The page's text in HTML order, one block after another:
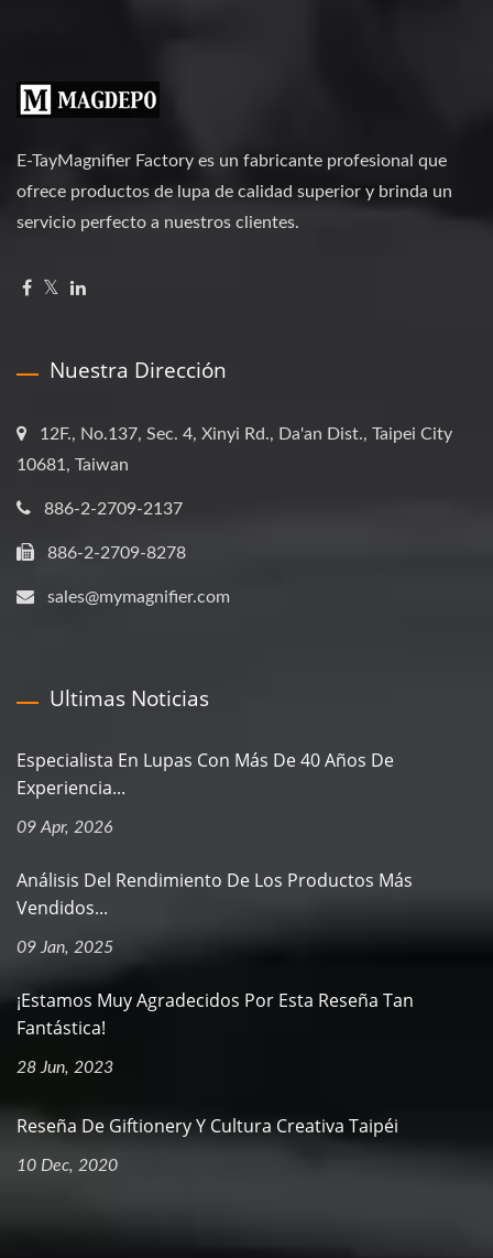
E-TayMagnifier Factory es un fabricante profesional que
ofrece productos de lupa de calidad superior y brinda un
servicio perfecto a nuestros clientes.
Nuestra Dirección
12F., No.137, Sec. 4, Xinyi Rd., Da'an Dist., Taipei City
10681, Taiwan
886-2-2709-2137
886-2-2709-8278
sales@mymagnifier.com
Ultimas Noticias
Especialista En Lupas Con Más De 40 Años De
Experiencia...
09 Apr, 2026
Análisis Del Rendimiento De Los Productos Más
Vendidos...
09 Jan, 2025
¡Estamos Muy Agradecidos Por Esta Reseña Tan
Fantástica!
28 Jun, 2023
Reseña De Giftionery Y Cultura Creativa Taipéi
10 Dec, 2020